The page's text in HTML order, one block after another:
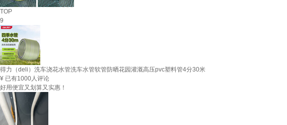
TOP
9
得力（deli）洗车浇花水管洗车水管软管防晒花园灌溉高压pvc塑料管4分30米
¥ 已有1000人评论
好用便宜又划算又实惠！